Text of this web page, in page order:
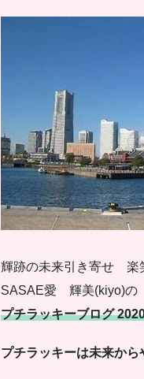
輝跡の未来引き寄せ 楽
SASAE愛 輝美(kiyo)の
プチラッキーブログ
プチラッキーは未来から